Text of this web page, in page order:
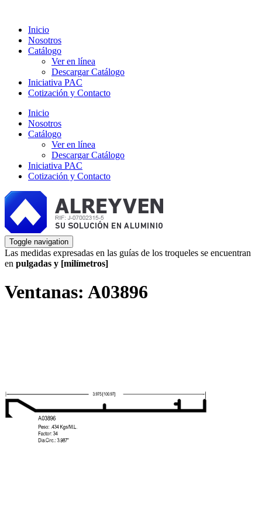
Inicio
Nosotros
Catálogo
Ver en línea
Descargar Catálogo
Iniciativa PAC
Cotización y Contacto
Inicio
Nosotros
Catálogo
Ver en línea
Descargar Catálogo
Iniciativa PAC
Cotización y Contacto
Toggle navigation
Las medidas expresadas en las guías de los troqueles se encuentran
en pulgadas y [milímetros]
Ventanas: A03896